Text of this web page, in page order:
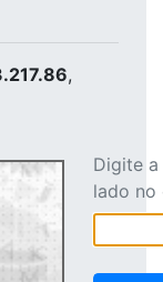
,
Digite
lado no